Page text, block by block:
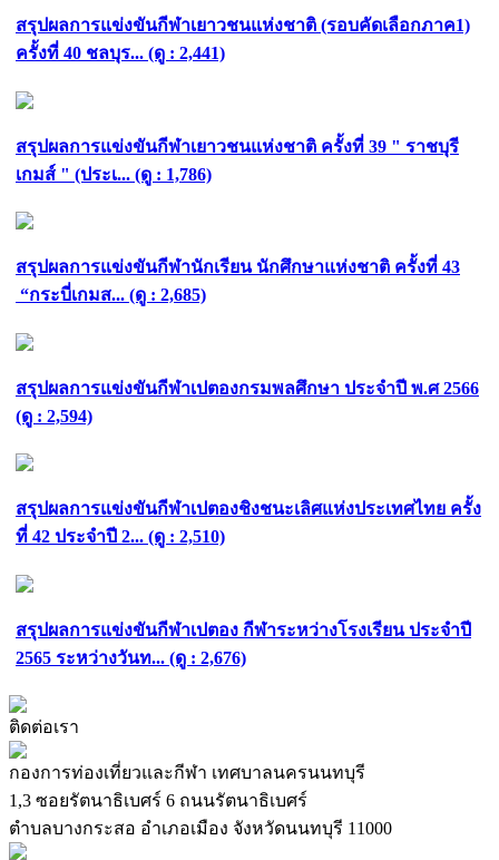
สรุปผลการแข่งขันกีฬาเยาวชนแห่งชาติ (รอบคัดเลือกภาค1)
ครั้งที่ 40 ชลบุร... (ดู : 2,441)
สรุปผลการแข่งขันกีฬาเยาวชนแห่งชาติ ครั้งที่ 39 " ราชบุรี
เกมส์ " (ประเ... (ดู : 1,786)
สรุปผลการแข่งขันกีฬานักเรียน นักศึกษาแห่งชาติ ครั้งที่ 43
“กระบี่เกมส... (ดู : 2,685)
สรุปผลการแข่งขันกีฬาเปตองกรมพลศึกษา ประจำปี พ.ศ 2566
(ดู : 2,594)
สรุปผลการแข่งขันกีฬาเปตองชิงชนะเลิศแห่งประเทศไทย ครั้ง
ที่ 42 ประจำปี 2... (ดู : 2,510)
สรุปผลการแข่งขันกีฬาเปตอง กีฬาระหว่างโรงเรียน ประจำปี
2565 ระหว่างวันท... (ดู : 2,676)
ติดต่อเรา
กองการท่องเที่ยวและกีฬา เทศบาลนครนนทบุรี
1,3 ซอยรัตนาธิเบศร์ 6 ถนนรัตนาธิเบศร์
ตำบลบางกระสอ อำเภอเมือง จังหวัดนนทบุรี 11000